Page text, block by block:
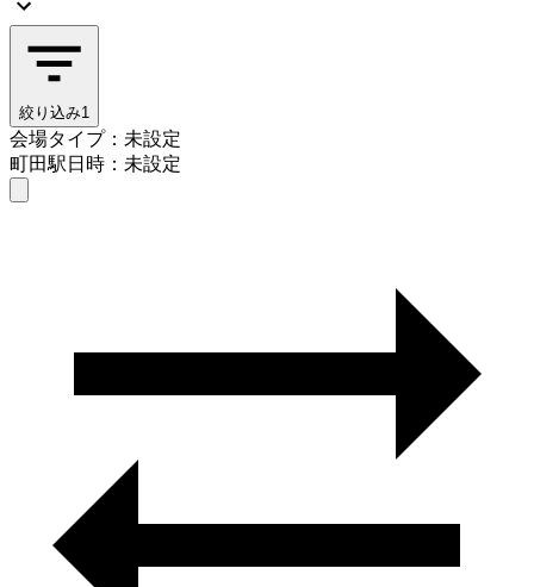
絞り込み1
会場タイプ：未設定
町田駅日時：未設定